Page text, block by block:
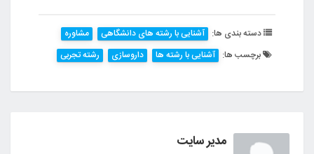
دسته بندی ها: آشنایی با رشته های دانشگاهی
مشاوره
برچسب ها: آشنایی با رشته ها داروسازی رشته تجربی
مدیر سایت